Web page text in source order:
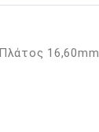
16,60mm